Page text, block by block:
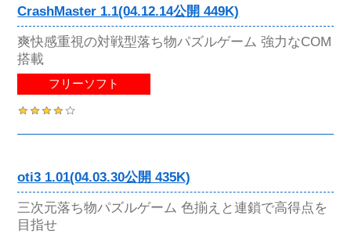
CrashMaster 1.1(04.12.14公開 449K)
爽快感重視の対戦型落ち物パズルゲーム 強力なCOM
搭載
フリーソフト
oti3 1.01(04.03.30公開 435K)
三次元落ち物パズルゲーム 色揃えと連鎖で高得点を
目指せ